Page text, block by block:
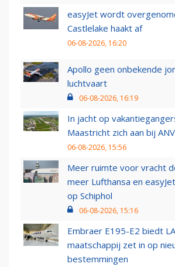
easyJet wordt
Castlelake haakt af
06-08-2026, 16:20
Apollo geen onbekende
luchtvaart
06-08-2026, 16:19
In jacht op
Maastricht zich aan bij
06-08-2026, 15:56
Meer ruimte voor vracht
meer Lufthansa en
op Schiphol
06-08-2026, 15:16
Embraer E195-E2 biedt
maatschappij zet in op
bestemmingen